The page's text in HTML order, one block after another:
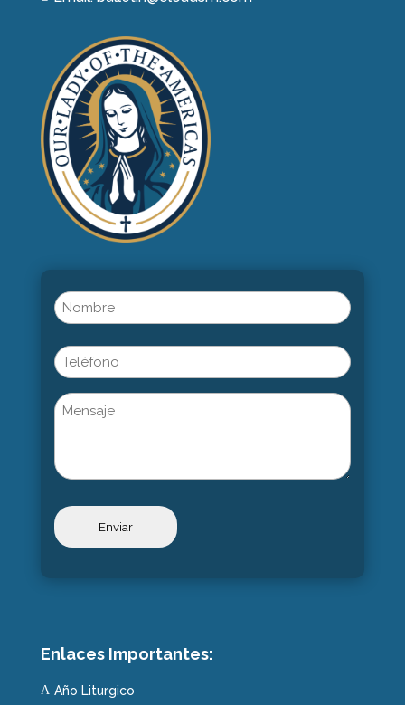
Name
(Obligatorio)
Phone
Untitled
Enlaces Importantes:
A Año Liturgico